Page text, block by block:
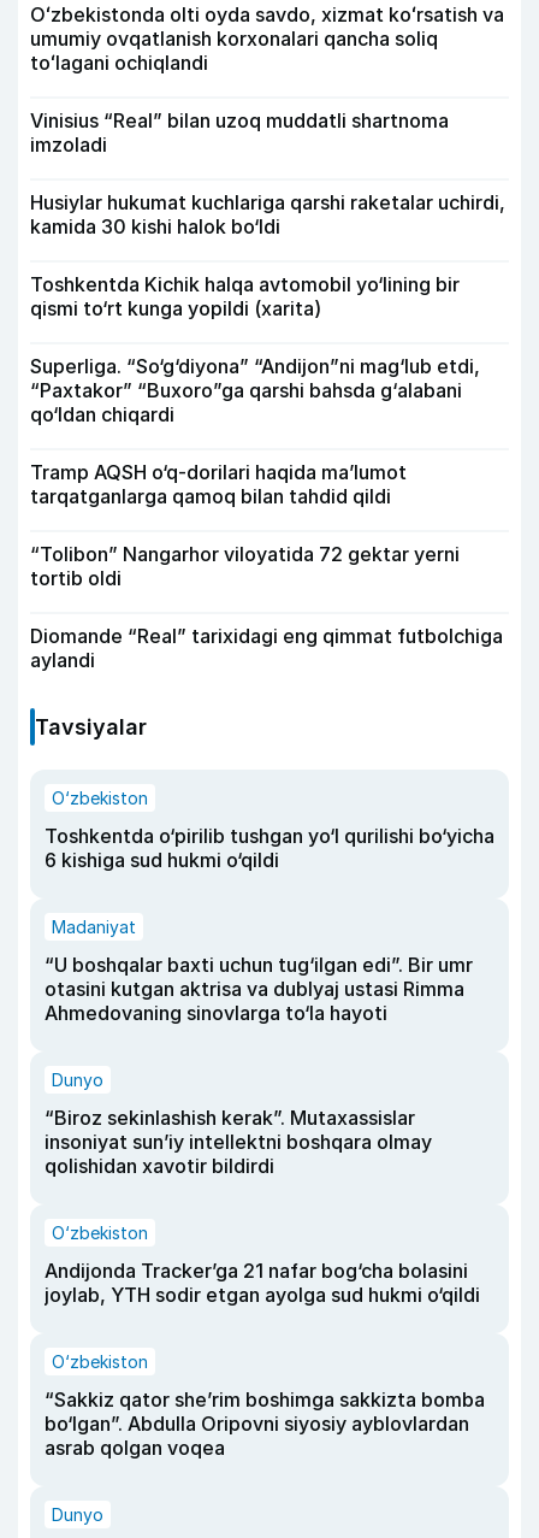
Oʻzbekistonda olti oyda savdo, xizmat koʻrsatish va
umumiy ovqatlanish korxonalari qancha soliq
toʻlagani ochiqlandi
Vinisius “Real” bilan uzoq muddatli shartnoma
imzoladi
Husiylar hukumat kuchlariga qarshi raketalar uchirdi,
kamida 30 kishi halok bo‘ldi
Toshkentda Kichik halqa avtomobil yo‘lining bir
qismi to‘rt kunga yopildi (xarita)
Superliga. “So‘g‘diyona” “Andijon”ni mag‘lub etdi,
“Paxtakor” “Buxoro”ga qarshi bahsda g‘alabani
qo‘ldan chiqardi
Tramp AQSH o‘q-dorilari haqida ma’lumot
tarqatganlarga qamoq bilan tahdid qildi
“Tolibon” Nangarhor viloyatida 72 gektar yerni
tortib oldi
Diomande “Real” tarixidagi eng qimmat futbolchiga
aylandi
Tavsiyalar
O‘zbekiston
Toshkentda o‘pirilib tushgan yo‘l qurilishi bo‘yicha
6 kishiga sud hukmi o‘qildi
Madaniyat
“U boshqalar baxti uchun tug‘ilgan edi”. Bir umr
otasini kutgan aktrisa va dublyaj ustasi Rimma
Ahmedovaning sinovlarga to‘la hayoti
Dunyo
“Biroz sekinlashish kerak”. Mutaxassislar
insoniyat sun’iy intellektni boshqara olmay
qolishidan xavotir bildirdi
O‘zbekiston
Andijonda Tracker’ga 21 nafar bog‘cha bolasini
joylab, YTH sodir etgan ayolga sud hukmi o‘qildi
O‘zbekiston
“Sakkiz qator she’rim boshimga sakkizta bomba
bo‘lgan”. Abdulla Oripovni siyosiy ayblovlardan
asrab qolgan voqea
Dunyo